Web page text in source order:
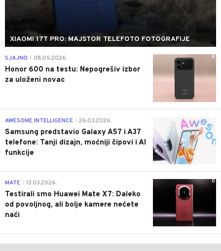
XIAOMI 17T PRO: MAJSTOR TELEFOTO FOTOGRAFIJE
0
SJAJNO 08.05.2026.
Honor 600 na testu: Nepogrešiv izbor
za uloženi novac
AWESOME INTELLIGENCE 26.03.2026.
Samsung predstavio Galaxy A57 i A37
telefone: Tanji dizajn, moćniji čipovi i AI
funkcije
0
MATE 13.03.2026.
Testirali smo Huawei Mate X7: Daleko
od povoljnog, ali bolje kamere nećete
naći